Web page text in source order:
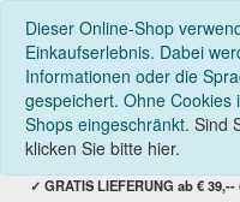
Dieser Online-Shop
Einkaufserlebnis. Dabei
Informationen oder die
gespeichert. Ohne
Shops eingeschränkt. Sind
klicken Sie bitte hier.
✓ GRATIS LIEFERUNG ab €